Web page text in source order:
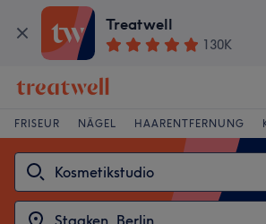
Treatwell
130K
FRISEUR NÄGEL HAARENTFERNUNG